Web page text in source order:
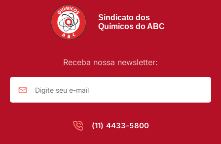
Sindicato dos
Químicos do ABC
(11) 4433-5800
Receba nossa newsletter: